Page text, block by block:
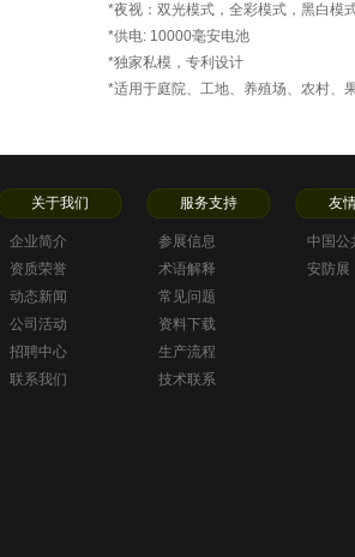
*夜视：双光模式，全彩模式，黑白模
*供电: 10000毫安电池
*独家私模，专利设计
*适用于庭院、工地、养殖场、农村、
关于我们 服务支持 友
企业简介
资质荣誉
动态新闻
公司活动
招聘中心
联系我们
参展信息
术语解释
常见问题
资料下载
生产流程
技术联系
中国公
安防展